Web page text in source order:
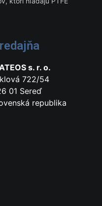
s. r. o.
722/54
01 Sereď
republika